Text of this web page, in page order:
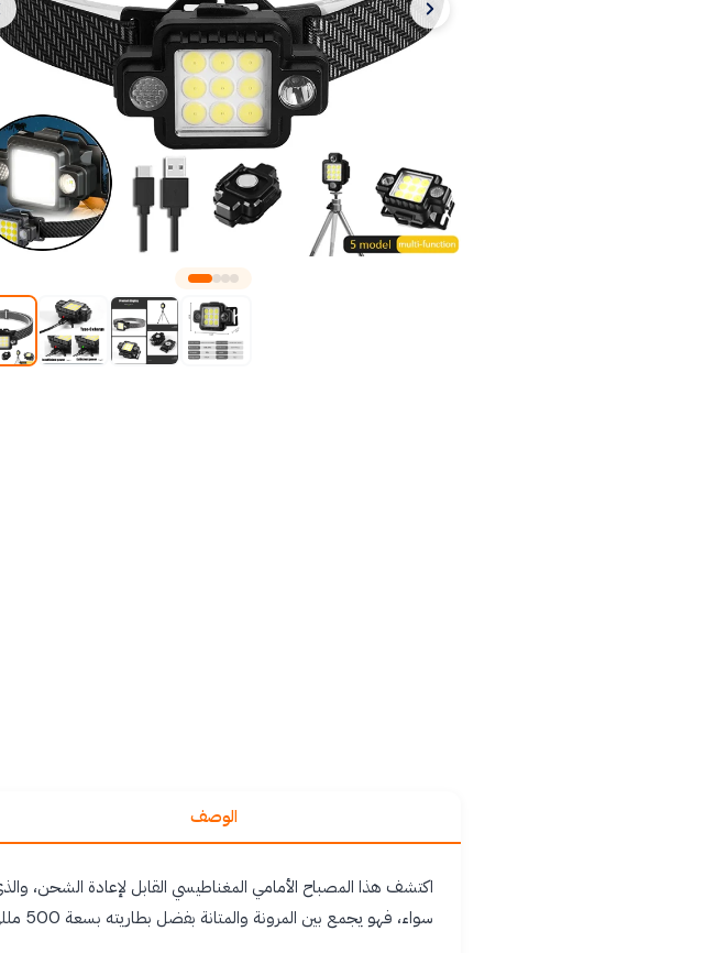
الوصف
سواء، فهو يجمع بين المرونة والمتانة بفضل بطاريته بسعة 500 مللي أمبير.